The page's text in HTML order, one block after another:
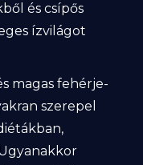
és csípős
ízvilágot
magas fehérje-
szerepel